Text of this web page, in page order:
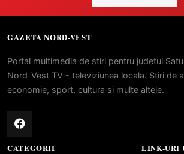
GAZETA NORD-VEST
Portal multimedia de stiri pentru judetul
Nord-Vest TV - televiziunea locala. Stiri de
economie, sport, cultura si multe altele.
CATEGORII LINK-URI